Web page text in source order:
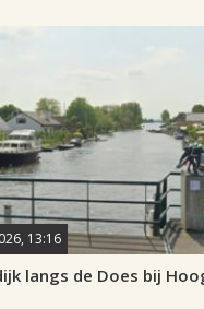
13:16
langs de Does bij